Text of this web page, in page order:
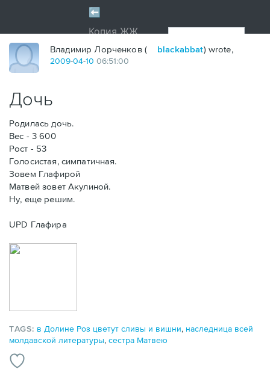
Владимир Лорченков ( blackabbat) wrote,
2009-04-10 06:51:00
Дочь
Родилась дочь.
Вес - 3 600
Рост - 53
Голосистая, симпатичная.
Зовем Глафирой
Матвей зовет Акулиной.
Ну, еще решим.
UPD Глафира
TAGS: в Долине Роз цветут сливы и вишни, наследница всей
молдавской литературы, сестра Матвею